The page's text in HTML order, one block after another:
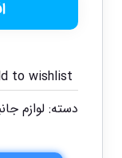
to wishlist
دسته: لوازم